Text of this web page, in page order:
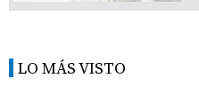
LO MÁS VISTO